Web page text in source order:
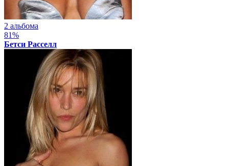
2 альбома
81%
Бетси Расселл